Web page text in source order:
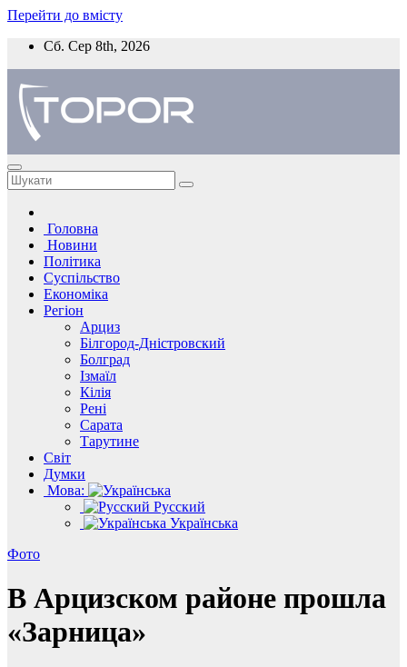
Перейти до вмісту
Сб. Сер 8th, 2026
Головна
Новини
Політика
Суспільство
Економіка
Регіон
Арциз
Білгород-Дністровский
Болград
Ізмаїл
Кілія
Рені
Сарата
Тарутине
Світ
Думки
Мова:
Русский
Українська
Фото
В Арцизском районе прошла
«Зарница»